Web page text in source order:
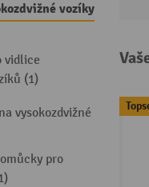
vozíky
vidlice
(1)
vysokozdvižné
pro